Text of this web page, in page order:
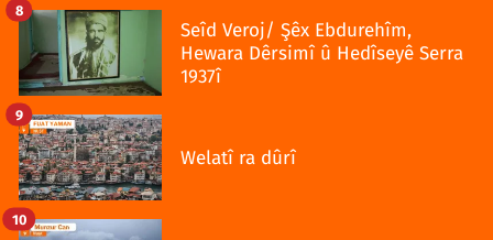
Seîd Veroj/ Şêx Ebdurehîm,
Hewara Dêrsimî û Hedîseyê Serra
1937î
8
Welatî ra dûrî
9
10